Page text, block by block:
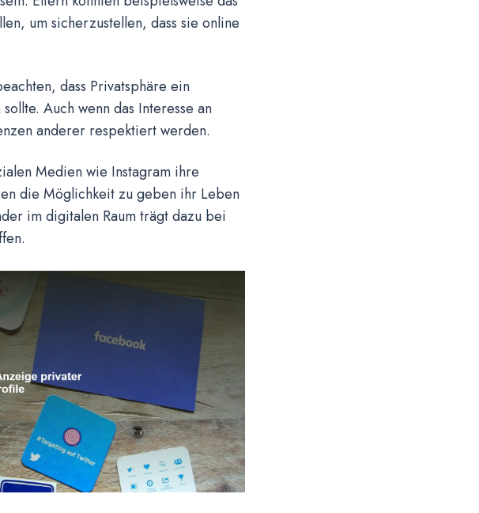
um sicherzustellen, dass sie online
dass Privatsphäre ein
Auch wenn das Interesse an
anderer respektiert werden.
Medien wie Instagram ihre
die Möglichkeit zu geben ihr Leben
im digitalen Raum trägt dazu bei